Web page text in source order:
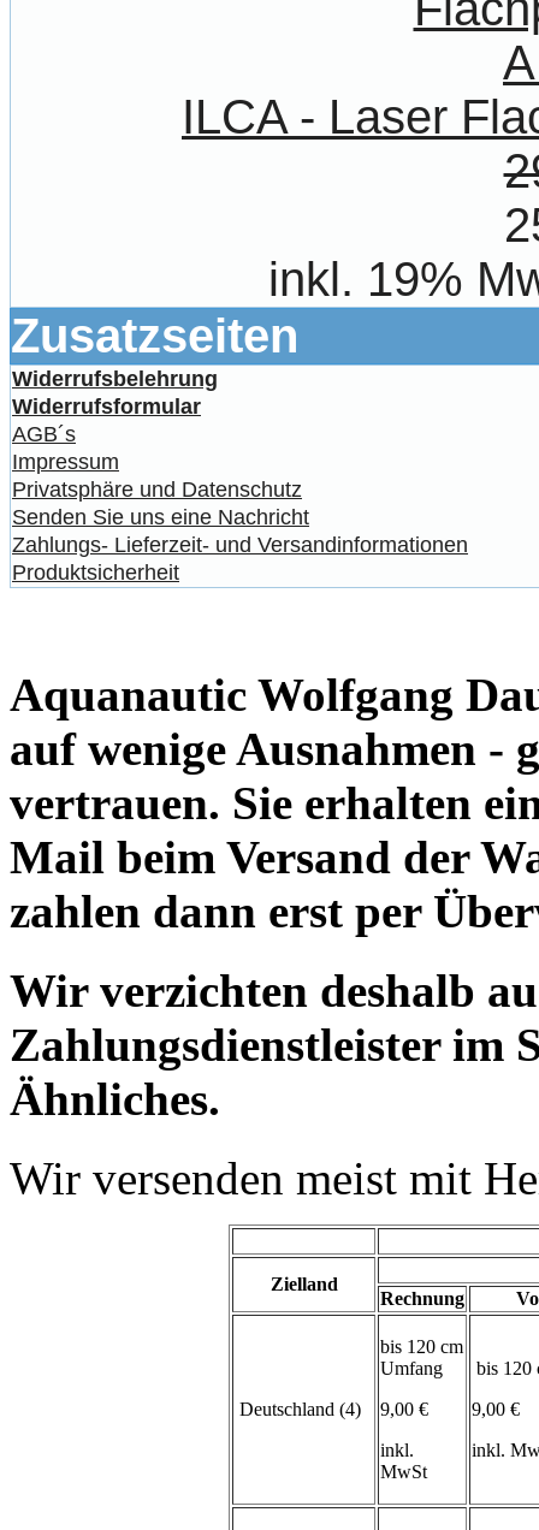
ILCA - Laser
inkl. 19%
Zusatzseiten
Widerrufsbelehrung
Widerrufsformular
AGB´s
Impressum
Privatsphäre und Datenschutz
Senden Sie uns eine Nachricht
Zahlungs- Lieferzeit- und Versandinformationen
Produktsicherheit
Aquanautic Wolfgang
auf wenige Ausnahmen -
vertrauen. Sie erhalten
Mail beim Versand der
zahlen dann erst per
Wir verzichten deshalb
Zahlungsdienstleister im
Ähnliches.
Wir versenden meist mit
Zielland
Rechnung
Deutschland (4)
bis 120 cm
Umfang
9,00 €
inkl.
MwSt
bis 120
9,00 €
inkl.